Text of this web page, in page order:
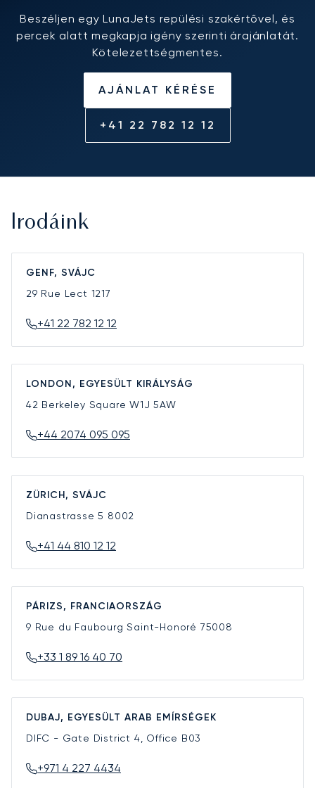
Beszéljen egy LunaJets repülési szakértővel, és
percek alatt megkapja igény szerinti árajánlatát.
Kötelezettségmentes.
AJÁNLAT KÉRÉSE
+41 22 782 12 12
Irodáink
GENF, SVÁJC
29 Rue Lect 1217
+41 22 782 12 12
LONDON, EGYESÜLT KIRÁLYSÁG
42 Berkeley SquareW1J 5AW
+44 2074 095 095
ZÜRICH, SVÁJC
Dianastrasse 5 8002
+41 44 810 12 12
PÁRIZS, FRANCIAORSZÁG
9 Rue du Faubourg Saint-Honoré 75008
+33 1 89 16 40 70
DUBAJ, EGYESÜLT ARAB EMÍRSÉGEK
DIFC - Gate District 4, Office B03
+971 4 227 4434